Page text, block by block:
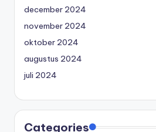
december 2024
november 2024
oktober 2024
augustus 2024
juli 2024
Categories